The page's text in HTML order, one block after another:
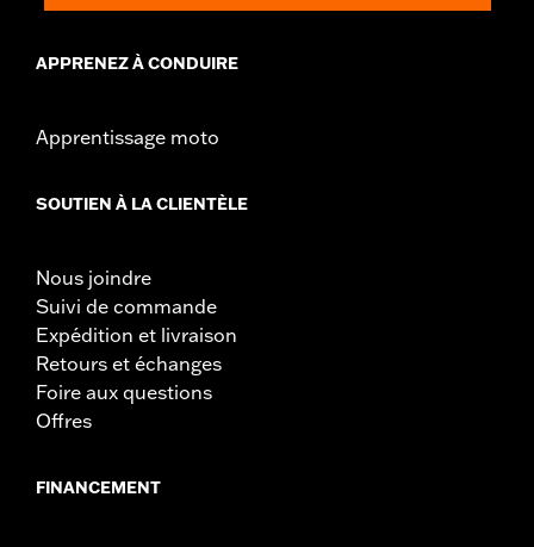
APPRENEZ À CONDUIRE
Apprentissage moto
SOUTIEN À LA CLIENTÈLE
Nous joindre
Suivi de commande
Expédition et livraison
Retours et échanges
Foire aux questions
Offres
FINANCEMENT